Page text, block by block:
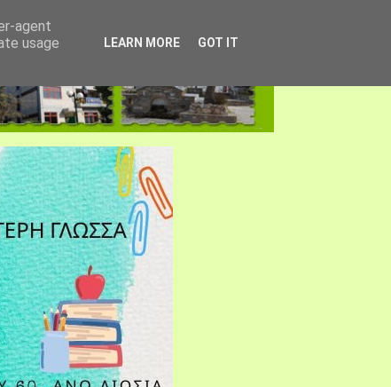
agent
usage
LEARN MORE GOT IT